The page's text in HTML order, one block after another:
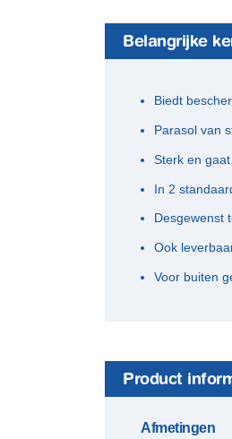
Belangrijke
Biedt
Parasol van
Sterk en
In 2
Desgewenst
Ook
Voor buiten
Product
Afmetingen